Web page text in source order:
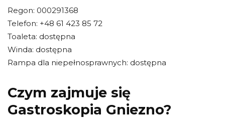
Regon: 000291368
Telefon: +48 61 423 85 72
Toaleta: dostępna
Winda: dostępna
Rampa dla niepełnosprawnych: dostępna
Czym zajmuje się
Gastroskopia Gniezno?